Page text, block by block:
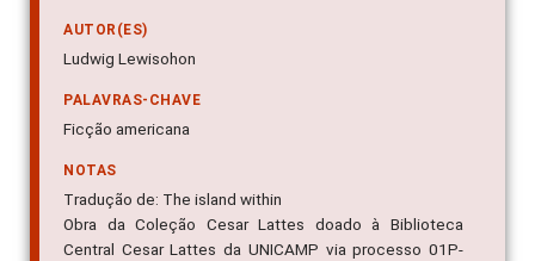
AUTOR(ES)
Ludwig Lewisohon
PALAVRAS-CHAVE
Ficção americana
NOTAS
Tradução de: The island within
Obra da Coleção Cesar Lattes doado à Biblioteca
Central Cesar Lattes da UNICAMP via processo 01P-